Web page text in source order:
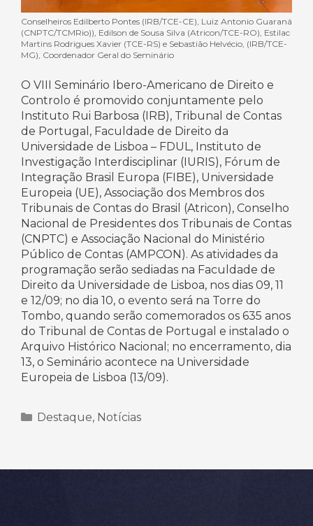
Conselheiros Edilberto Pontes (IRB/TCE-CE), Luiz Antonio Guaraná
(CNPTC/TCMRio)), Edilson de Sousa Silva (Atricon/TCE-RO), Estilac
Martins Rodrigues Xavier (TCE-RS) e Sebastião Helvécio, (IRB/TCE-
MG), Coordenador Geral do Seminário
O VIII Seminário Ibero-Americano de Direito e
Controlo é promovido conjuntamente pelo
Instituto Rui Barbosa (IRB), Tribunal de Contas
de Portugal, Faculdade de Direito da
Universidade de Lisboa – FDUL, Instituto de
Investigação Interdisciplinar (IURIS), Fórum de
Integração Brasil Europa (FIBE), Universidade
Europeia (UE), Associação dos Membros dos
Tribunais de Contas do Brasil (Atricon), Conselho
Nacional de Presidentes dos Tribunais de Contas
(CNPTC) e Associação Nacional do Ministério
Público de Contas (AMPCON). As atividades da
programação serão sediadas na Faculdade de
Direito da Universidade de Lisboa, nos dias 09, 11
e 12/09; no dia 10, o evento será na Torre do
Tombo, quando serão comemorados os 635 anos
do Tribunal de Contas de Portugal e instalado o
Arquivo Histórico Nacional; no encerramento, dia
13, o Seminário acontece na Universidade
Europeia de Lisboa (13/09).
Categorias
Destaque, Notícias